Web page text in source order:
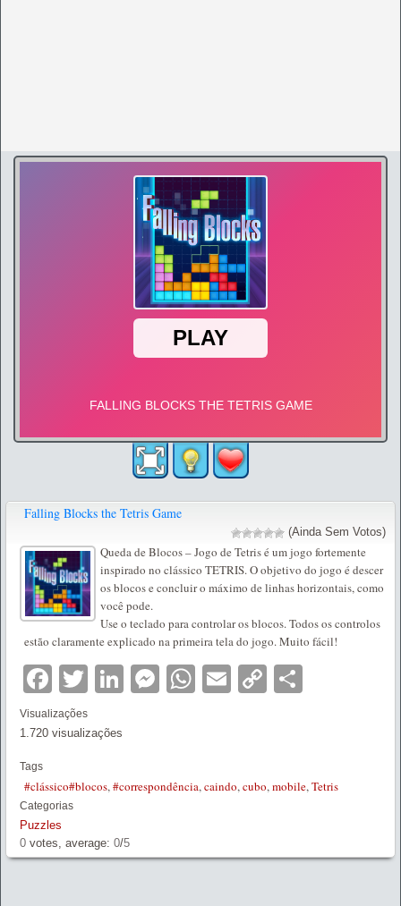
Falling Blocks the Tetris Game
(Ainda Sem Votos)
Queda de Blocos – Jogo de Tetris é um jogo fortemente
inspirado no clássico TETRIS. O objetivo do jogo é descer
os blocos e concluir o máximo de linhas horizontais, como
você pode.
Use o teclado para controlar os blocos. Todos os controlos
estão claramente explicado na primeira tela do jogo. Muito fácil!
Facebook
TwitterLinkedIn
Messenger
WhatsApp
EmailCopy
Visualizações
1.720 visualizações
Tags
#clássico#blocos,#correspondência,caindo,cubo,mobile,Tetris
Categorias
Puzzles
0 votes, average: 0/5